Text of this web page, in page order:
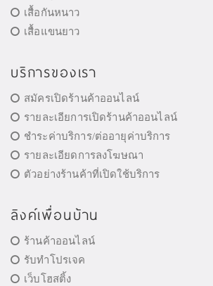
เสื้อกันหนาว
เสื้อแขนยาว
บริการของเรา
สมัครเปิดร้านค้าออนไลน์
รายละเอียการเปิดร้านค้าออนไลน์
ชำระค่าบริการ/ต่ออายุค่าบริการ
รายละเอียดการลงโฆษณา
ตัวอย่างร้านค้าที่เปิดใช้บริการ
ลิงค์เพื่อนบ้าน
ร้านค้าออนไลน์
รับทำโปรเจค
เว็บโฮสติ้ง